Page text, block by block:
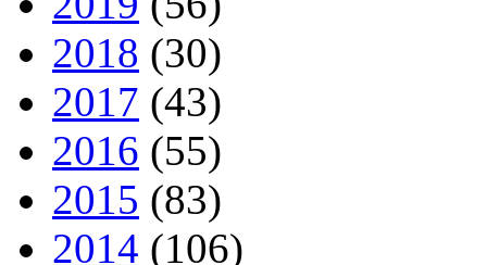
2018 (30)
2017 (43)
2016 (55)
2015 (83)
2014 (106)